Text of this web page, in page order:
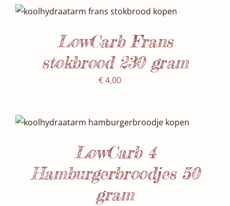
SELECTEER DATUM(S)
/
DETAILS
LowCarb Frans
stokbrood 230 gram
€4,00
SELECTEER DATUM(S)
/
DETAILS
LowCarb 4
Hamburgerbroodjes 50
gram